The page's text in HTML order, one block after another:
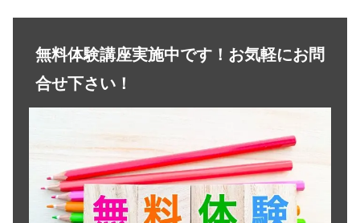
無料体験講座実施中です！お気軽にお問
合せ下さい！